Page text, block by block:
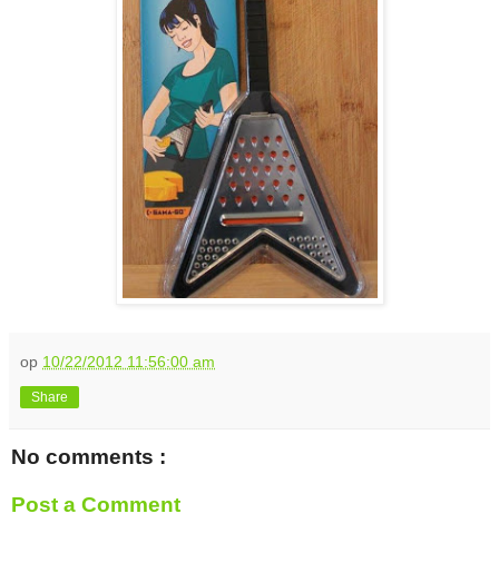
op 10/22/2012 11:56:00 am
Share
No comments :
Post a Comment